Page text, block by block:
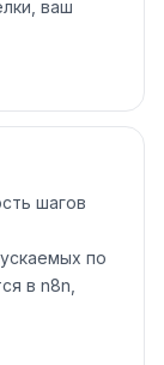
ваш
шагов
по
в n8n,